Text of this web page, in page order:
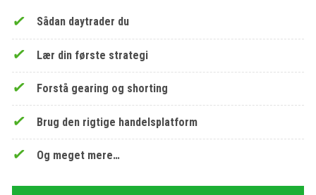
Sådan daytrader du
Lær din første strategi
Forstå gearing og shorting
Brug den rigtige handelsplatform
Og meget mere…